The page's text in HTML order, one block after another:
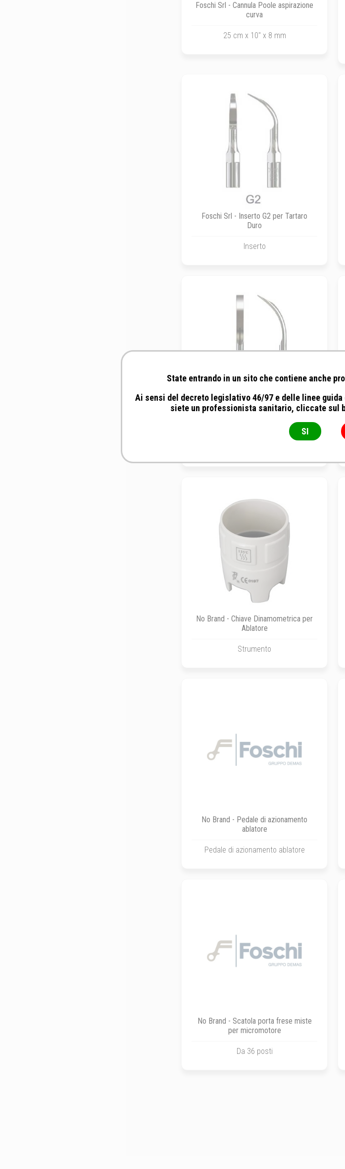
Foschi Srl - Cannula Poole aspirazione
curva
25 cm x 10" x 8 mm
Foschi Srl - Inserto G2 per Tartaro
Duro
Inserto
No Brand - Chiave Dinamometrica per
Ablatore
Strumento
No Brand - Pedale di azionamento
ablatore
Pedale di azionamento ablatore
No Brand - Scatola porta frese miste
per micromotore
Da 36 posti
State entrando in un sito che contiene anche
Ai sensi del decreto legislativo 46/97 e delle linee
siete un professionista sanitario, cliccate sul
SI